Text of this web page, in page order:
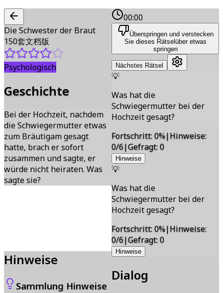
Die Schwester der Braut
150套文档版
Psychologisch
Geschichte
Bei der Hochzeit, nachdem
die Schwiegermutter etwas
zum Bräutigam gesagt
hatte, brach er sofort
zusammen und sagte, er
würde nicht heiraten. Was
sagte sie?
Hinweise
Sammlung Hinweise
00:00
Überspringen und verstecken
Sie dieses Rätsel über etwas
springen
Nächstes Rätsel
💡
Was hat die
Schwiegermutter bei der
Hochzeit gesagt?
Fortschritt:0%|Hinweise:
0/6|Gefragt:0
Hinweise
💡
Was hat die
Schwiegermutter bei der
Hochzeit gesagt?
Fortschritt:0%|Hinweise:
0/6|Gefragt:0
Hinweise
Dialog